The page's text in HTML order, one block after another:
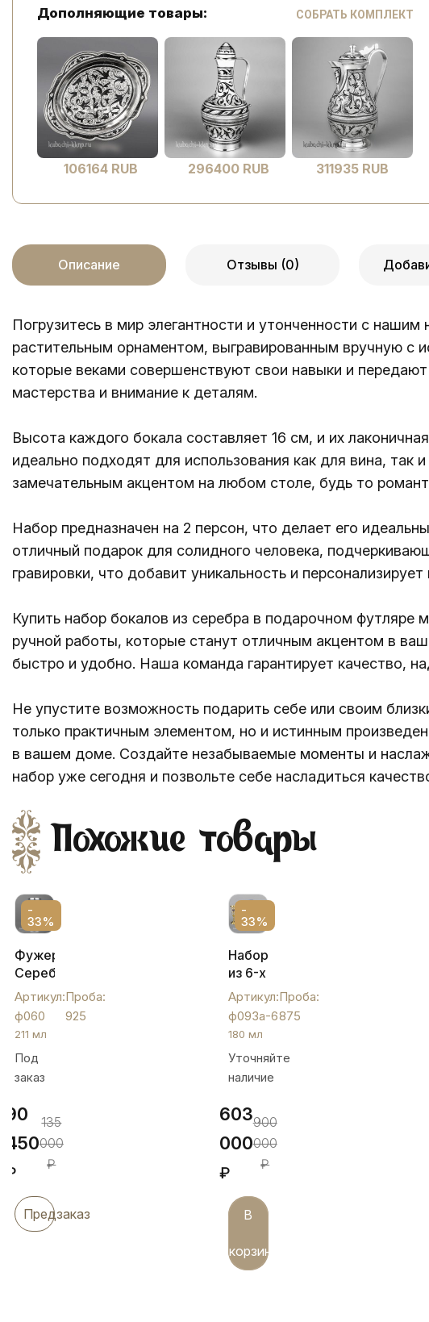
Дополняющие товары: СОБРАТЬ КОМПЛЕКТ
106164 RUB 296400 RUB 311935 RUB
Описание Отзывы (0)
Погрузитесь в мир элегантности и утонченности с
растительным орнаментом, выгравированным вручную с
которые веками совершенствуют свои навыки и
мастерства и внимание к деталям.
Высота каждого бокала составляет 16 см, и их
идеально подходят для использования как для вина,
замечательным акцентом на любом столе, будь то
Набор предназначен на 2 персон, что делает его
отличный подарок для солидного человека,
гравировки, что добавит уникальность и
Купить набор бокалов из серебра в подарочном
ручной работы, которые станут отличным акцентом в
быстро и удобно. Наша команда гарантирует качество,
Не упустите возможность подарить себе или своим
только практичным элементом, но и истинным
в вашем доме. Создайте незабываемые моменты и
набор уже сегодня и позвольте себе насладиться
Похожие товары
-
33%
Фужер
Серебряный
«Лазер»,
ф060
Артикул:
ф060
Проба:
925
211 мл
Под
заказ
90
450
₽
135
000
₽
Предзаказ
-
33%
Набор
из 6-х
серебряных
Фужеров
для
шампанского
или
вина,
Артикул:
ф093а-6
Проба:
875
180 мл
Уточняйте
наличие
603
000
₽
900
000
₽
В
корзину